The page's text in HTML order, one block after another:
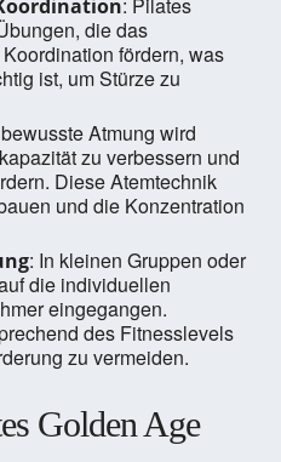
die das
fördern, was
ist, um Stürze zu
Atmung wird
zu verbessern und
Diese Atemtechnik
und die Konzentration
: In kleinen Gruppen oder
die individuellen
eingegangen.
des Fitnesslevels
zu vermeiden.
Golden Age